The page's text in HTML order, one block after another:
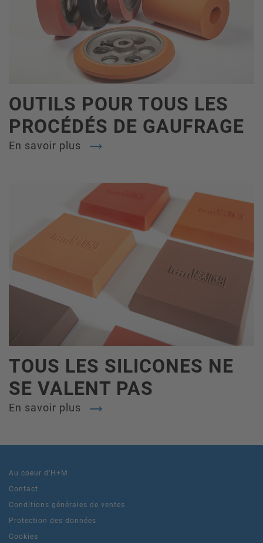
OUTILS POUR TOUS LES
PROCÉDÉS DE GAUFRAGE
En savoir plus
TOUS LES SILICONES NE
SE VALENT PAS
En savoir plus
Au coeur d’H+M
Contact
Conditions générales de ventes
Protection des données
Cookies